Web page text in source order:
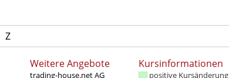
Z
Weitere Angebote
trading-house.net AG
Kursinformationen
positive Kursänderung